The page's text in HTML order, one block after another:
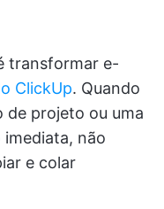
transformar e-
ClickUp. Quando
de projeto ou uma
não
e colar